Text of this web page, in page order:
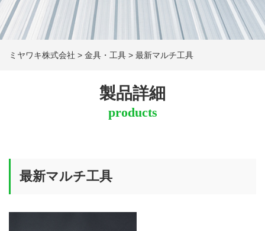
ミヤワキ株式会社 > 金具・工具 > 最新マルチ工具
製品詳細
products
最新マルチ工具